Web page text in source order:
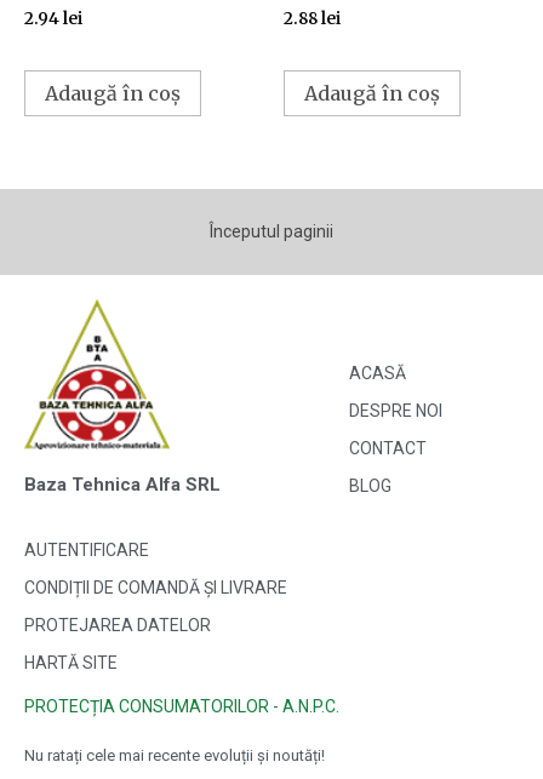
2.94lei
Adaugă în coș
2.88lei
Adaugă în coș
Începutul paginii
Baza Tehnica Alfa SRL
ACASĂ
DESPRE NOI
CONTACT
BLOG
AUTENTIFICARE
CONDIȚII DE COMANDĂ ȘI LIVRARE
PROTEJAREA DATELOR
HARTĂ SITE
PROTECȚIA CONSUMATORILOR - A.N.P.C.
Nu ratați cele mai recente evoluții și noutăți!